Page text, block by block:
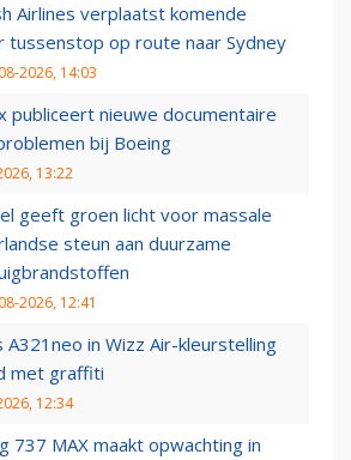
Airlines verplaatst komende
tussenstop op route naar Sydney
2026, 14:03
publiceert nieuwe documentaire
bij Boeing
13:22
geeft groen licht voor massale
steun aan duurzame
2026, 12:41
A321neo in Wizz Air-kleurstelling
met graffiti
12:34
737 MAX maakt opwachting in